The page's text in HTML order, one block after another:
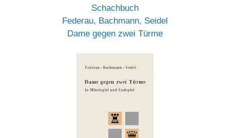
Schachbuch
Federau, Bachmann, Seidel
Dame gegen zwei Türme